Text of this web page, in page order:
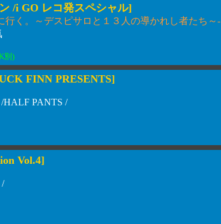
/i GO レコ発スペシャル]
行く。～デスピサロと１３人の導かれし者たち～-
別)
FINN PRESENTS]
HALF PANTS /
Vol.4]
/